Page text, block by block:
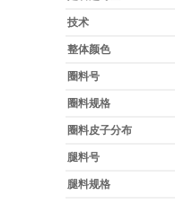
技术
整体颜色
圈料号
圈料规格
圈料皮子分布
腿料号
腿料规格